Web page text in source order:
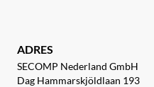
ADRES
SECOMP Nederland GmbH
Dag Hammarskjöldlaan 193